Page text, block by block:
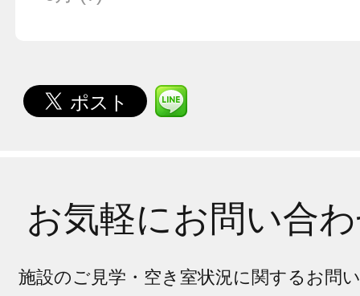
お気軽にお問い合
施設のご見学・空き室状況に関するお問